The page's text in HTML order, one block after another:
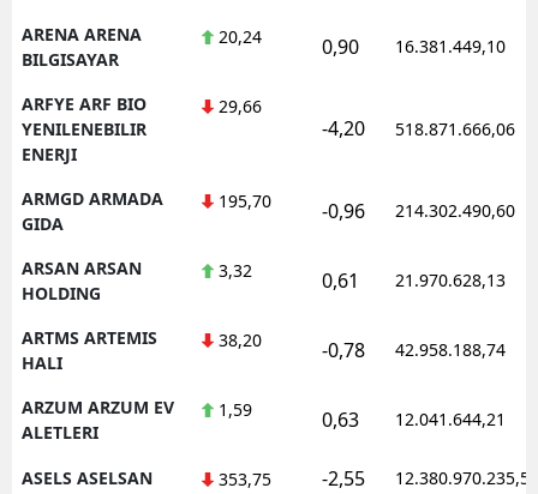
ARENA ARENA
BILGISAYAR
20,24 0,90 16.381.449,10
ARFYE ARF BIO
YENILENEBILIR
ENERJI
29,66
-4,20 518.871.666,06
ARMGD ARMADA
GIDA
195,70 -0,96 214.302.490,60
ARSAN ARSAN
HOLDING
3,32 0,61 21.970.628,13
ARTMS ARTEMIS
HALI
38,20 -0,78 42.958.188,74
ARZUM ARZUM EV
ALETLERI
1,59 0,63 12.041.644,21
ASELS ASELSAN 353,75 -2,55 12.380.970.235,50